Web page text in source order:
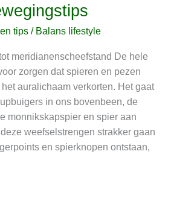
tips / Balans lifestyle
meridianenscheefstand De hele
zorgen dat spieren en pezen
auralichaam verkorten. Het gaat
in ons bovenbeen, de
monnikskapspier en spier aan
weefselstrengen strakker gaan
en spierknopen ontstaan,